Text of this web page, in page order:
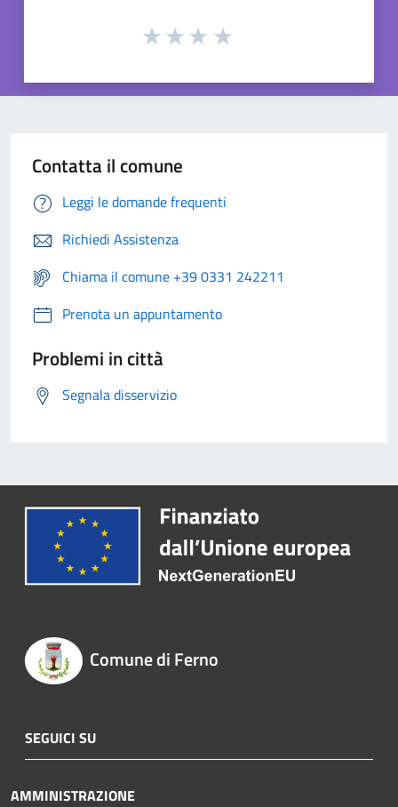
Contatta il comune
Leggi le domande frequenti
Richiedi Assistenza
Chiama il comune +39 0331 242211
Prenota un appuntamento
Problemi in città
Segnala disservizio
Comune di Ferno
SEGUICI SU
AMMINISTRAZIONE